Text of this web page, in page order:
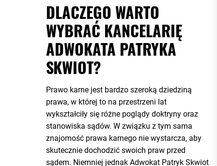
DLACZEGO WARTO
WYBRAĆ KANCELARIĘ
ADWOKATA PATRYKA
SKWIOT?
Prawo karne jest bardzo szeroką dziedziną
prawa, w której to na przestrzeni lat
wykształciły się różne poglądy doktryny oraz
stanowiska sądów. W związku z tym sama
znajomość prawa karnego nie wystarcza, aby
skutecznie dochodzić swoich praw przed
sądem. Niemniej jednak Adwokat Patryk Skwiot